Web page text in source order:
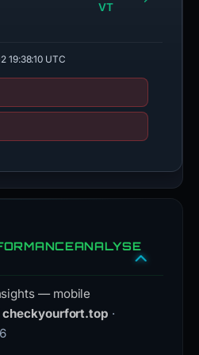
VT
19:38:10 UTC
— mobile
checkyourfort.top ·